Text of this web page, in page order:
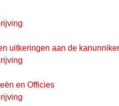
uitkeringen aan de
en Officies